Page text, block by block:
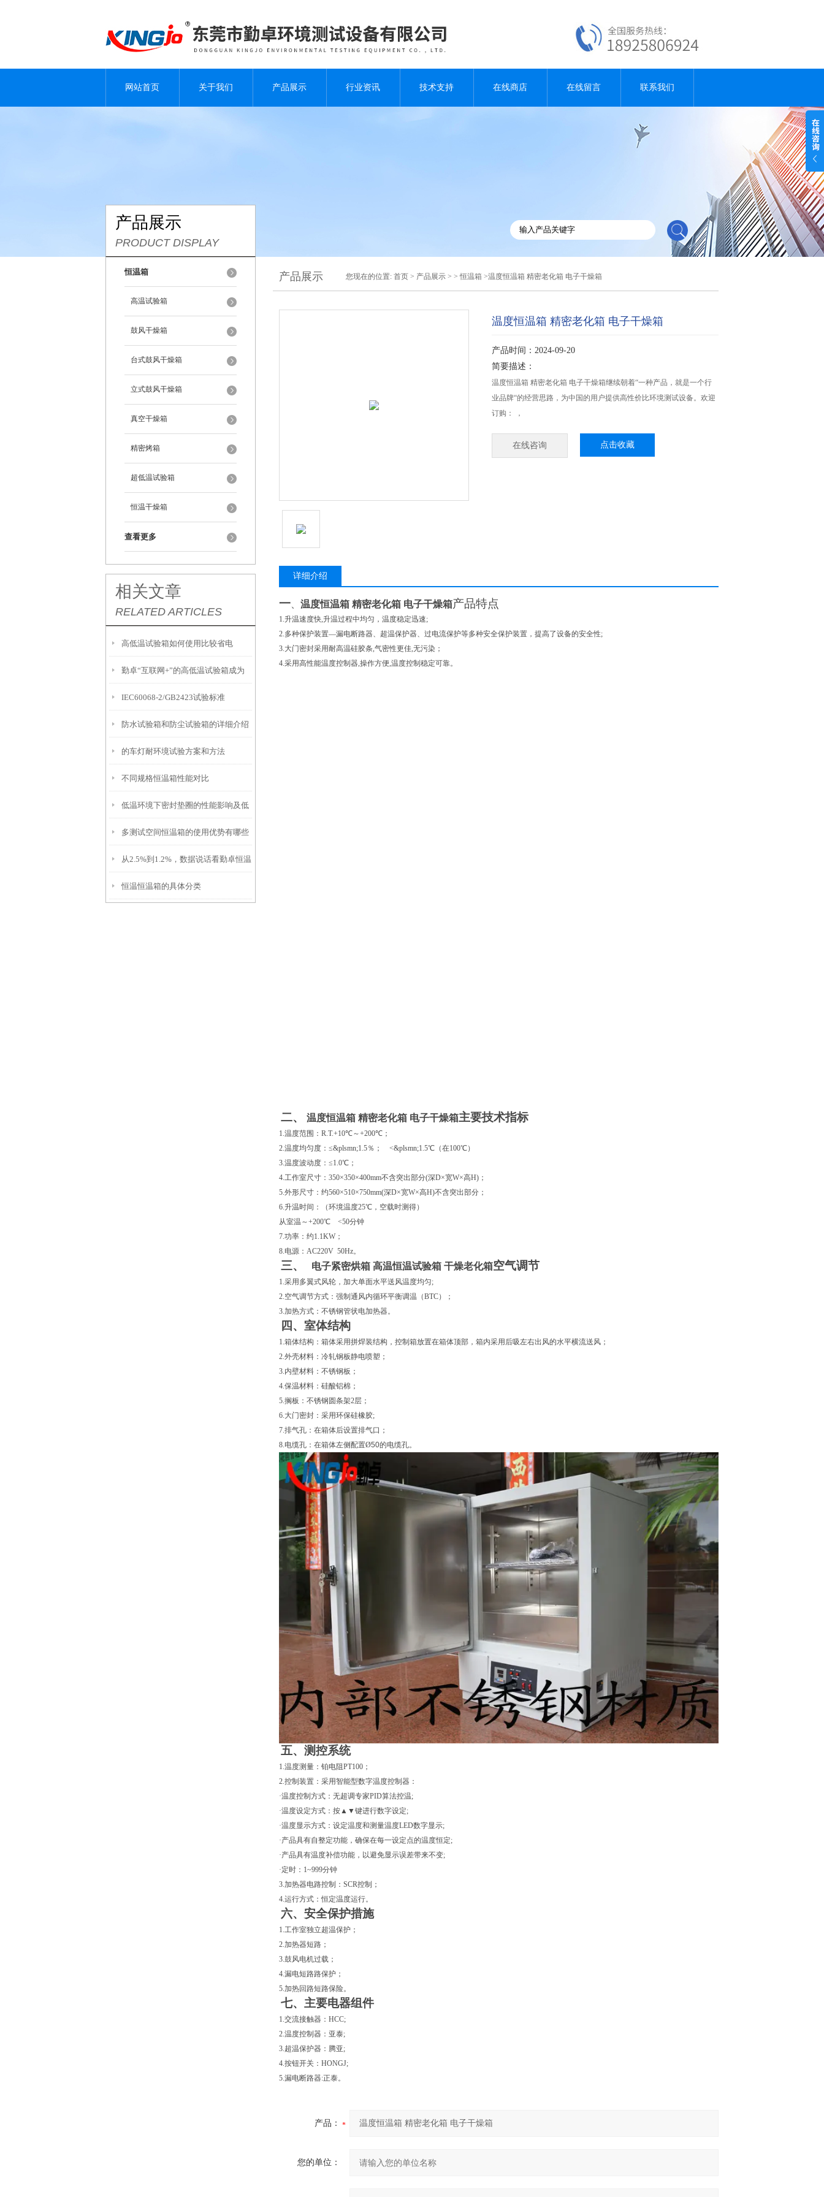
网站首页 关于我们 产品展示 行业资讯 技术支持 在线商店 在线留言 联系我们
产品展示
PRODUCT DISPLAY
恒温箱
高温试验箱
鼓风干燥箱
台式鼓风干燥箱
立式鼓风干燥箱
真空干燥箱
精密烤箱
超低温试验箱
恒温干燥箱
查看更多
相关文章
RELATED ARTICLES
高低温试验箱如何使用比较省电
勤卓“互联网+”的高低温试验箱成为
市场明星产品
IEC60068-2/GB2423试验标准
防水试验箱和防尘试验箱的详细介绍
的车灯耐环境试验方案和方法
不同规格恒温箱性能对比
低温环境下密封垫圈的性能影响及低
温恒温箱选型意义
多测试空间恒温箱的使用优势有哪些
从2.5%到1.2%，数据说话看勤卓恒温
箱品质的跨越
恒温恒温箱的具体分类
产品展示 您现在的位置: 首页 > 产品展示 > >恒温箱 >温度恒温箱 精密老化箱 电子干燥箱
温度恒温箱 精密老化箱 电子干燥箱
产品时间：2024-09-20
简要描述：
温度恒温箱 精密老化箱 电子干燥箱继续朝着“一种产品，就是一个行
业品牌“的经营思路，为中国的用户提供高性价比环境测试设备。欢迎
订购： ，
在线咨询 点击收藏
详细介绍
一 温度恒温箱 精密老化箱 电子干燥箱产品特点
1.升温速度快,升温过程中均匀，温度稳定迅速;
2.多种保护装置—漏电断路器、超温保护器、 过电流保护等多种安全保护装置，提高了设备的安全性;
3.大门密封采用耐高温硅胶条,气密性更佳,无污染；
4.采用高性能温度控制器,操作方便,温度控制稳定可靠。
二、 温度恒温箱 精密老化箱 电子干燥箱主要技术指标
1.温度范围：R.T.+10℃～+200℃；
2.温度均匀度：≤&plsmn;1.5％； <&plsmn;1.5℃（在100℃）
3.温度波动度：≤1.0℃；
4.工作室尺寸：350×350×400mm不含突出部分(深D×宽W×高H)；
5.外形尺寸：约560×510×750mm(深D×宽W×高H)不含突出部分；
6.升温时间：（环境温度25℃，空载时测得）
从室温～+200℃ <50分钟
7.功率：约1.1KW；
8.电源：AC220V 50Hz。
三、 电子紧密烘箱 高温恒温试验箱 干燥老化箱空气调节
1.采用多翼式风轮 ， 加大单面水平送风温度均匀;
2.空气调节方式：强制通风内循环平衡调温（BTC）；
3.加热方式： 不锈钢管状电加热器。
四、 室体结构
1.箱体结构：箱体采用拼焊装结构， 控制箱放置在箱体顶部，箱内采用后吸左右出风的水平横流送风；
2.外壳材料：冷轧钢板静电喷塑；
3.内壁材料：不锈钢板；
4.保温材料：硅酸铝棉；
5.搁板 ：不锈钢圆条架2层；
6.大门密封：采用环保硅橡胶;
7.排气孔：在箱体后设置排气口；
8.电缆孔：在箱体左侧配置Ø50的电缆孔。
五、测控系统
1.温度测量：铂电阻PT100；
2.控制装置：采用智能型数字温度控制器：
·温度控制方式：无超调专家PID算法控温;
·温度设定方式：按▲▼键进行数字设定;
·温度显示方式：设定温度和测量温度LED数字显示;
·产品具有自整定功能，确保在每一设定点的温度恒定;
·产品具有温度补偿功能，以避免显示误差带来不变;
·定时：1~999分钟
3.加热器电路控制： SCR控制；
4.运行方式：恒定温度运行。
六、安全保护措施
1.工作室独立超温保护；
2.加热器短路；
3.鼓风电机过载；
4.漏电短路路保护；
5.加热回路短路保险。
七、 主要电器组件
1.交流接触器：HCC;
2.温度控制器：亚泰;
3.超温保护器：腾亚;
4.按钮开关：HONGJ;
5.漏电断路器:正泰。
产品：
您的单位：